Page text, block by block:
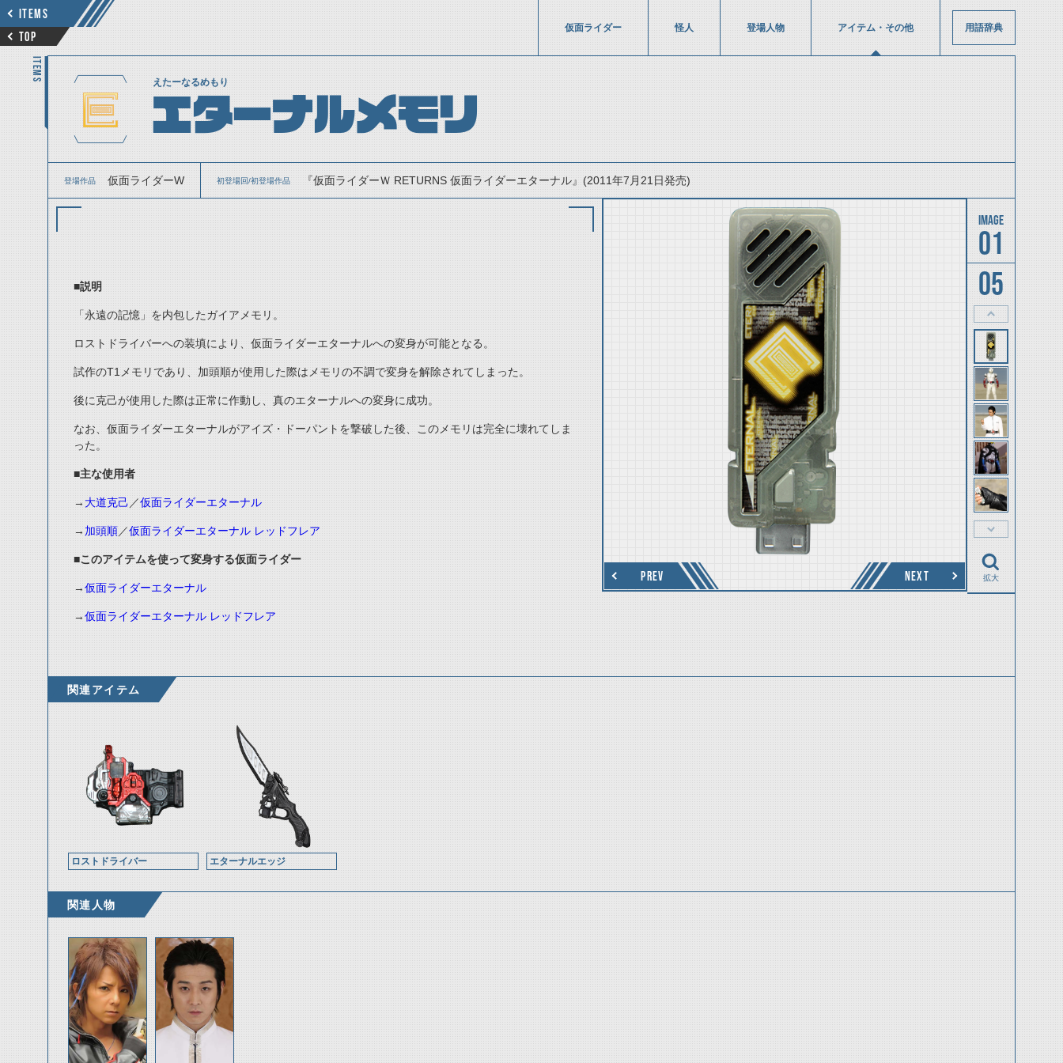
ITEMS
TOP
仮面ライダー 怪人 登場人物 アイテム・その他 用語辞典
ITEMS
えたーなるめもり
エターナルメモリ
登場作品 仮面ライダーW 初登場回/初登場作品 『仮面ライダーＷ RETURNS 仮面ライダーエターナル』(2011年7月21日発売)
■説明
「永遠の記憶」を内包したガイアメモリ。
ロストドライバーへの装填により、仮面ライダーエターナルへの変身が可能となる。
試作のT1メモリであり、加頭順が使用した際はメモリの不調で変身を解除されてしまった。
後に克己が使用した際は正常に作動し、真のエターナルへの変身に成功。
なお、仮面ライダーエターナルがアイズ・ドーパントを撃破した後、このメモリは完全に壊れてしま
った。
■主な使用者
→大道克己 ／仮面ライダーエターナル
→ 加頭順／仮面ライダーエターナル レッドフレア
■このアイテムを使って変身する仮面ライダー
→仮面ライダーエターナル
→仮面ライダーエターナル レッドフレア
PREV NEXT
01
05
拡大
関連アイテム
ロストドライバー エターナルエッジ
関連人物